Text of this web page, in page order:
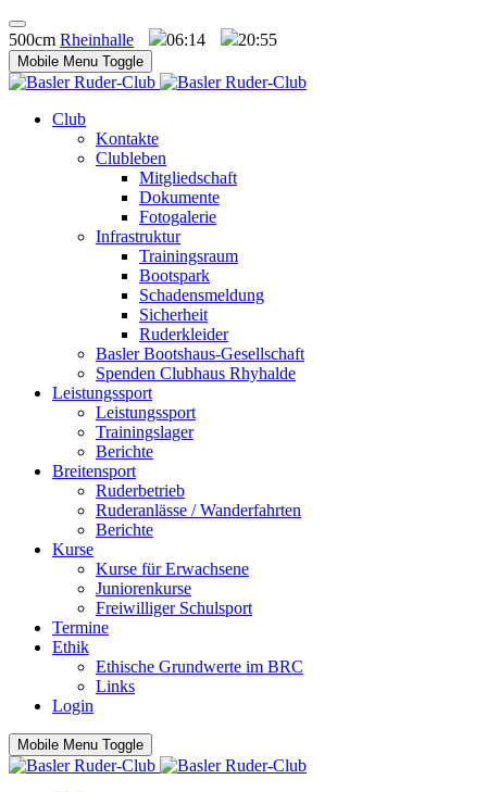
500cm Rheinhalle 06:14 20:55
Mobile Menu Toggle
Club
Kontakte
Clubleben
Mitgliedschaft
Dokumente
Fotogalerie
Infrastruktur
Trainingsraum
Bootspark
Schadensmeldung
Sicherheit
Ruderkleider
Basler Bootshaus-Gesellschaft
Spenden Clubhaus Rhyhalde
Leistungssport
Leistungssport
Trainingslager
Berichte
Breitensport
Ruderbetrieb
Ruderanlässe / Wanderfahrten
Berichte
Kurse
Kurse für Erwachsene
Juniorenkurse
Freiwilliger Schulsport
Termine
Ethik
Ethische Grundwerte im BRC
Links
Login
Mobile Menu Toggle